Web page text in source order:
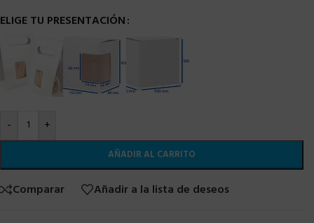
ELIGE TU PRESENTACIÓN
- +
AÑADIR AL CARRITO
Comparar Añadir a la lista de deseos